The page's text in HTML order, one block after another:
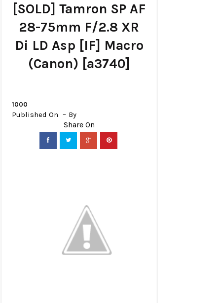
[SOLD] Tamron SP AF
28-75mm F/2.8 XR
Di LD Asp [IF] Macro
(Canon) [a3740]
1000
Published On By